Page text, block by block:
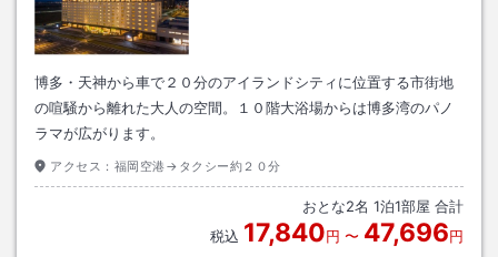
博多・天神から車で２０分のアイランドシティに位置する市街地
の喧騒から離れた大人の空間。１０階大浴場からは博多湾のパノ
ラマが広がります。
アクセス： 福岡空港→タクシー約２０分
おとな2名 1泊1部屋 合計
税込 17,840円 〜 47,696円